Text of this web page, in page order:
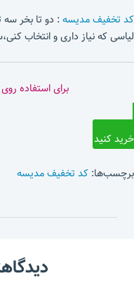
کد تخفیف مدیسه: دو تا بخر سه
لیاسی که نیاز داری و انتخاب
برای استفاده
خرید کنید
برچسب‌ها: کد تخفیف مدیسه